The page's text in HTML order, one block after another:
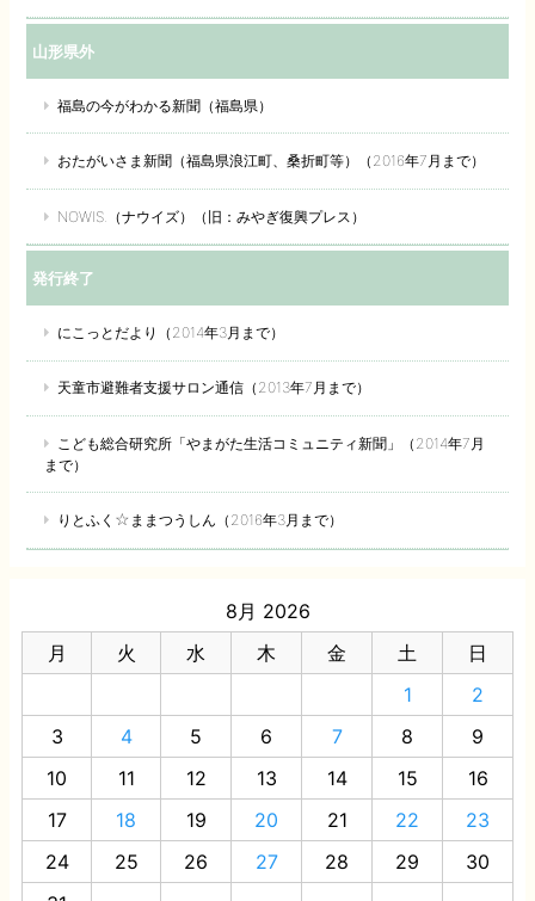
山形県外
福島の今がわかる新聞（福島県）
おたがいさま新聞（福島県浪江町、桑折町等）（2016年7月まで）
NOWIS.（ナウイズ）（旧：みやぎ復興プレス）
発行終了
にこっとだより（2014年3月まで）
天童市避難者支援サロン通信（2013年7月まで）
こども総合研究所「やまがた生活コミュニティ新聞」（2014年7月
まで）
りとふく☆ままつうしん（2016年3月まで）
8月 2026
月
火 水 木 金 土
日
1
2
3
4 5 6 7 8
9
10
11 12 13 14 15
16
17
18 19 20 21 22
23
24
25 26 27 28 29
30